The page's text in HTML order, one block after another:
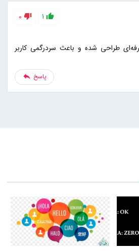
1
0
طراحی شده و باعث سردرگمی کاربر
پاسخ